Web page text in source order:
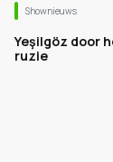
Shownieuws
Yeşilgöz door
ruzie